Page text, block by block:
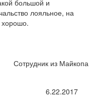
большой и
лояльное, на
хорошо.
Сотрудник из Майкопа
6.22.2017